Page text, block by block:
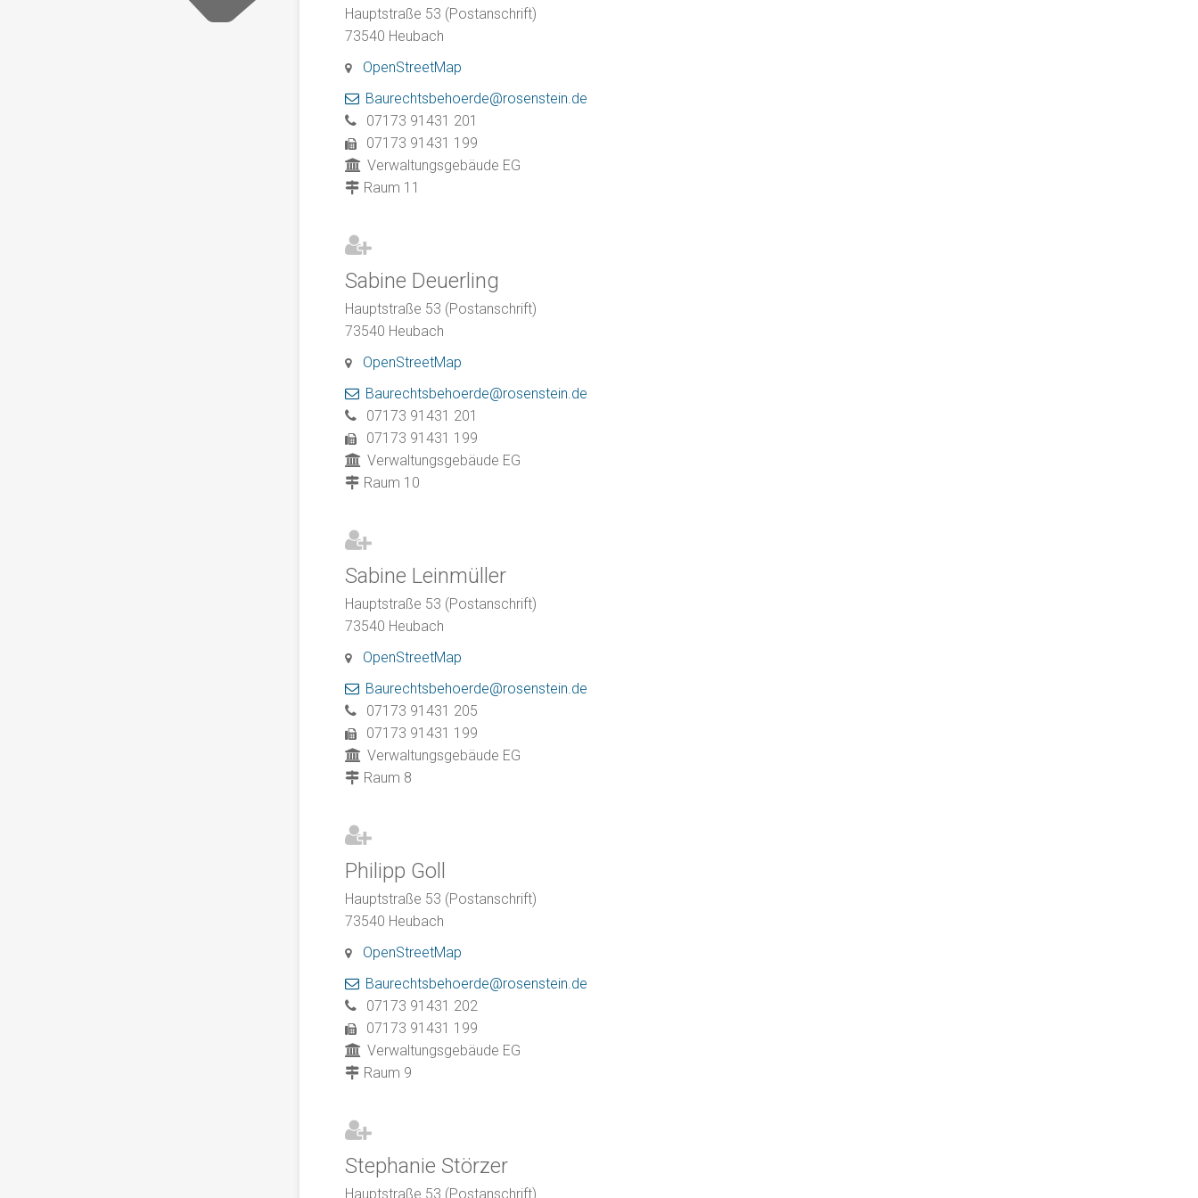
Hauptstraße 53 (Postanschrift)
73540 Heubach
OpenStreetMap
Baurechtsbehoerde@rosenstein.de
07173 91431 201
07173 91431 199
Verwaltungsgebäude EG
Raum 11
Sabine Deuerling
Hauptstraße 53 (Postanschrift)
73540 Heubach
OpenStreetMap
Baurechtsbehoerde@rosenstein.de
07173 91431 201
07173 91431 199
Verwaltungsgebäude EG
Raum 10
Sabine Leinmüller
Hauptstraße 53 (Postanschrift)
73540 Heubach
OpenStreetMap
Baurechtsbehoerde@rosenstein.de
07173 91431 205
07173 91431 199
Verwaltungsgebäude EG
Raum 8
Philipp Goll
Hauptstraße 53 (Postanschrift)
73540 Heubach
OpenStreetMap
Baurechtsbehoerde@rosenstein.de
07173 91431 202
07173 91431 199
Verwaltungsgebäude EG
Raum 9
Stephanie Störzer
Hauptstraße 53 (Postanschrift)